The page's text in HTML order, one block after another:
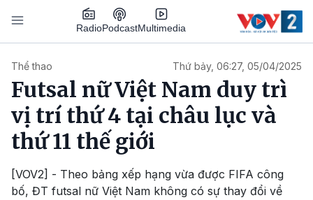
Nhảy đến nội dung
RadioPodcastMultimedia
Thể thao Thứ bảy, 06:27, 05/04/2025
Futsal nữ Việt Nam duy trì
vị trí thứ 4 tại châu lục và
thứ 11 thế giới
[VOV2] - Theo bảng xếp hạng vừa được FIFA công
bố, ĐT futsal nữ Việt Nam không có sự thay đổi về